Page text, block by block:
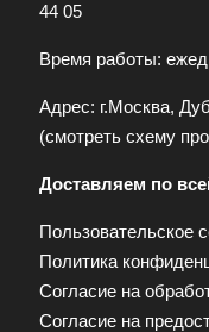
44 05
Время работы:
Адрес: г.Москва,
(смотреть схему
Доставляем по
Пользовательское
Политика
Согласие на
Согласие на